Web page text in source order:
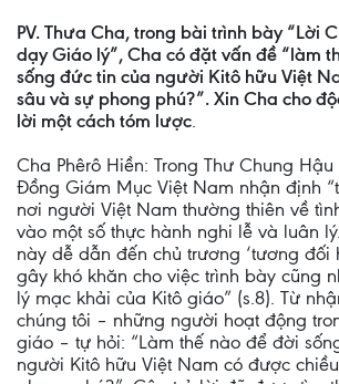
PV. Thưa Cha, trong bài trình bày “Lời
dạy Giáo lý”, Cha có đặt vấn đề “làm
sống đức tin của người Kitô hữu Việt
sâu và sự phong phú?”. Xin Cha cho
lời một cách tóm lược.
Cha Phêrô Hiền: Trong Thư Chung Hậu
Đồng Giám Mục Việt Nam nhận định
nơi người Việt Nam thường thiên về
vào một số thực hành nghi lễ và luân
này dễ dẫn đến chủ trương ‘tương đối
gây khó khăn cho việc trình bày cũng
lý mạc khải của Kitô giáo” (s.8). Từ
chúng tôi – những người hoạt động
giáo – tự hỏi: “Làm thế nào để đời
người Kitô hữu Việt Nam có được